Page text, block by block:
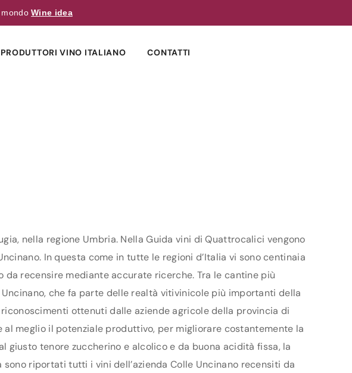
mondoWine idea
PRODUTTORI VINO ITALIANO CONTATTI
nella regione Umbria. Nella Guida vini di Quattrocalici vengono
In questa come in tutte le regioni d’Italia vi sono centinaia
recensire mediante accurate ricerche. Tra le cantine più
che fa parte delle realtà vitivinicole più importanti della
ottenuti dalle aziende agricole della provincia di
meglio il potenziale produttivo, per migliorare costantemente la
giusto tenore zuccherino e alcolico e da buona acidità fissa, la
riportati tutti i vini dell’azienda Colle Uncinano recensiti da